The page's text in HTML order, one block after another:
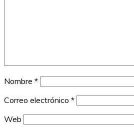
Nombre *
Correo electrónico *
Web